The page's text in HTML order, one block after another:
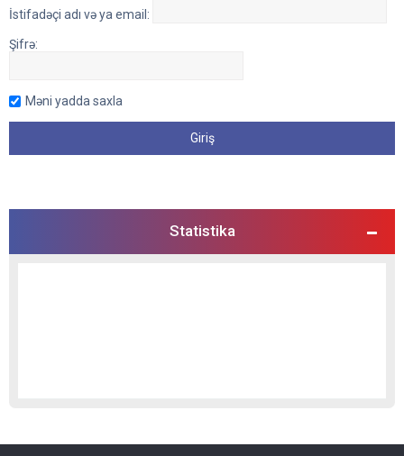
İstifadəçi adı və ya email:
Şifrə:
Məni yadda saxla
Statistika